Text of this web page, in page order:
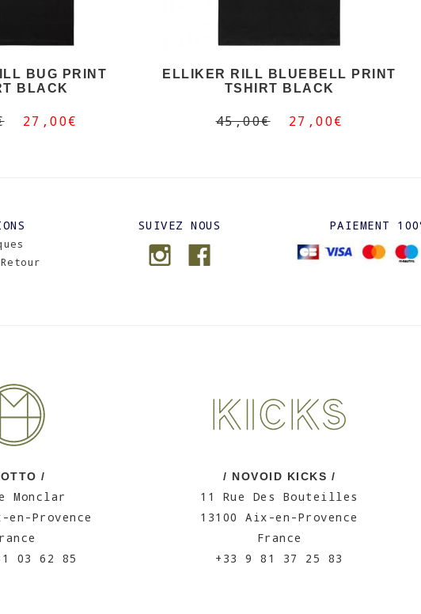
BUG PRINT
BLACK
27,00€
ELLIKER RILL BLUEBELL PRINT
TSHIRT BLACK
45,00€ 27,00€
SUIVEZ NOUS PAIEMENT
/
Monclar
en-Provence
03 62 85
/ NOVOID KICKS /
11 Rue Des Bouteilles
13100 Aix-en-Provence
France
+33 9 81 37 25 83